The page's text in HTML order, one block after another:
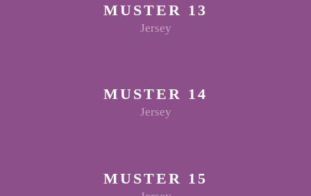
MUSTER 13
Jersey
MUSTER 14
Jersey
MUSTER 15